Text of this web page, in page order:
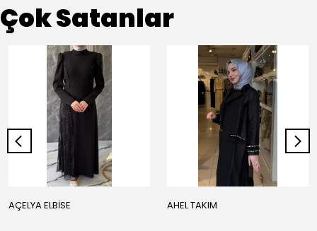
Çok Satanlar
AÇELYA ELBİSE AHEL TAKIM